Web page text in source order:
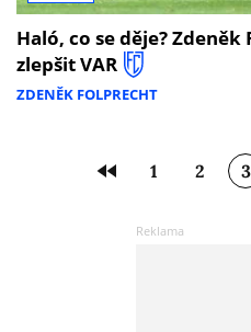
Haló, co se děje?
zlepšit VAR
ZDENĚK FOLPRECHT
1 2 3